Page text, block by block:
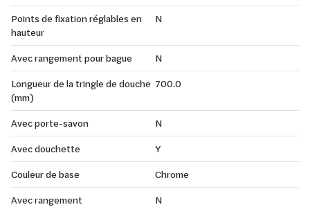
Points de fixation réglables en
hauteur
N
Avec rangement pour bague
N
Longueur de la tringle de douche
(mm)
700.0
Avec porte-savon
N
Avec douchette
Y
Couleur de base
Chrome
Avec rangement
N